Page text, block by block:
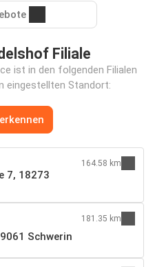
Filiale
ist in den folgenden Filialen
eingestellten Standort:
7, 18273
164.58 km
Schwerin
181.35 km